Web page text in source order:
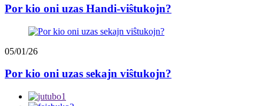
Por kio oni uzas Handi-viŝtukojn?
05/01/26
Por kio oni uzas sekajn viŝtukojn?